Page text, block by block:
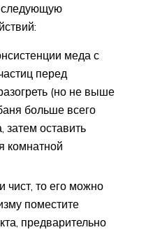
следующую
меда с
перед
(но не выше
больше всего
затем оставить
комнатной
чист, то его можно
поместите
предварительно